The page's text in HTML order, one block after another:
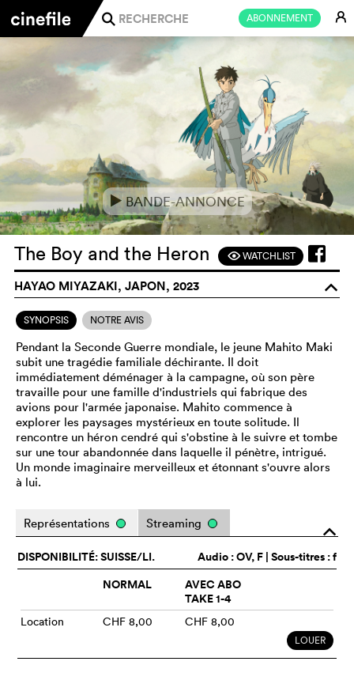
ABONNEMENT E
j
eBANDE-ANNONCE
The Boy and the Heron FWATCHLIST
HAYAO MIYAZAKI, JAPON, 2023 o
SYNOPSIS NOTRE AVIS
Pendant la Seconde Guerre mondiale, le jeune Mahito Maki
subit une tragédie familiale déchirante. Il doit
immédiatement déménager à la campagne, où son père
travaille pour une famille d'industriels qui fabrique des
avions pour l'armée japonaise. Mahito commence à
explorer les paysages mystérieux en toute solitude. Il
rencontre un héron cendré qui s'obstine à le suivre et tombe
sur une tour abandonnée dans laquelle il pénètre, intrigué.
Un monde imaginaire merveilleux et étonnant s'ouvre alors
à lui.
o
Représentations Streaming
Audio :OV, F | Sous-titres : f
DISPONIBILITÉ: SUISSE/LI.
NORMAL
AVEC ABO
TAKE 1-4
Location CHF 8,00 CHF 8,00
LOUER